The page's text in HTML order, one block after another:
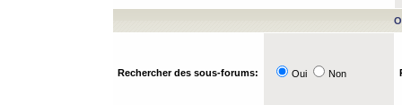
Rechercher des sous-forums: Oui Non